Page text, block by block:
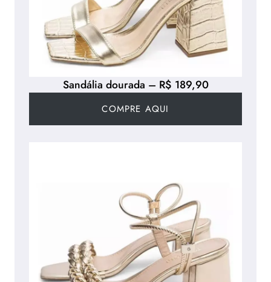
Sandália dourada – R$ 189,90
COMPRE AQUI